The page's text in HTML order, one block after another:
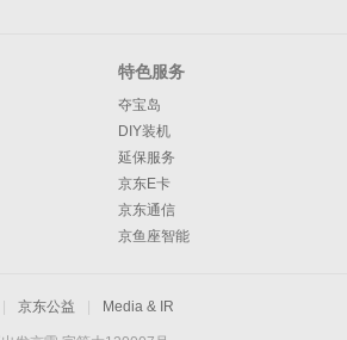
特色服务
夺宝岛
DIY装机
延保服务
京东E卡
京东通信
京鱼座智能
京东公益 Media & IR